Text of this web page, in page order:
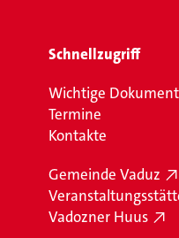
Schnellzugriff
Wichtige
Termine
Kontakte
Gemeinde Vaduz
Vadozner Huus